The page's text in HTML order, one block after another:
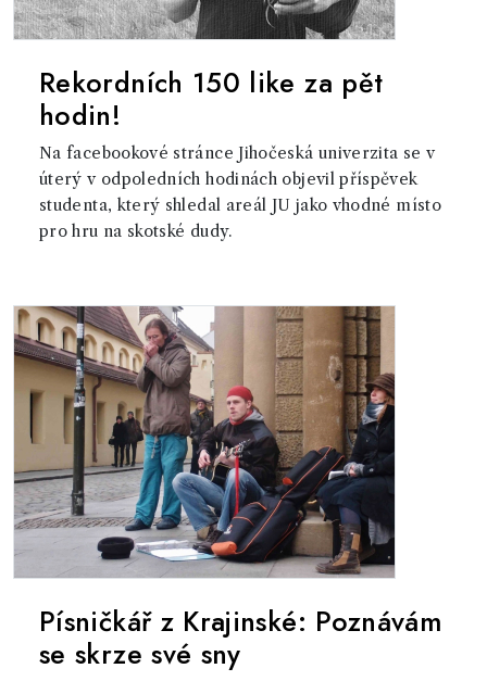
Rekordních 150 like za pět
hodin!
Na facebookové stránce Jihočeská univerzita se v
úterý v odpoledních hodinách objevil příspěvek
studenta, který shledal areál JU jako vhodné místo
pro hru na skotské dudy.
Písničkář z Krajinské: Poznávám
se skrze své sny